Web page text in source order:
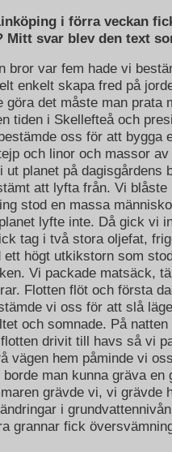
i förra veckan
svar blev den text
bror var fem hade vi
enkelt skapa fred på
det måste man prata
tiden i Skellefteå och
oss för att bygga
och linor och massor
planet på dagisgårdens
att lyfta från. Vi blåste
stod en massa
lyfte inte. Då gick vi
tag i två stora oljefat,
ett högt utkikstorn som
Vi packade matsäck,
Flotten flöt och första
vi oss för att slå
och somnade. På
drivit till havs så vi
vägen hem påminde vi
man kunna gräva en
grävde vi, vi grävde
i
grannar fick